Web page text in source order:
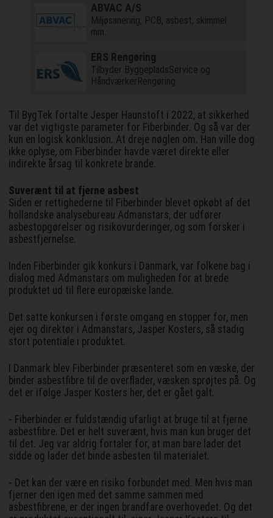
ABVAC A/S
Miljøsanering, PCB, asbest, skimmel
mm.
ERS Rengøring
Tilbyder ByggepladsService og
HåndværkerRengøring
Til BygTek fortalte Jesper Haunstoft i 2022, at sikkerhed
var det vigtigste parameter for Fiberbinder. Og så var der
kun en logisk konklusion. At dreje nøglen om. Han ville dog
ikke oplyse, om Fiberbinder havde været direkte eller
indirekte årsag til konkrete brande.
Suverænt til at fjerne asbest
Siden er rettighederne til Fiberbinder blevet opkøbt af det
hollandske analysebureau Admanstars, der udfører
asbestopgørelser og risikovurderinger, og som forsker i
asbestfjernelse.
Inden Fiberbinder gik konkurs i Danmark, var folkene bag i
dialog med Admanstars om muligheden for at brede
produktet ud til flere europæiske lande.
Det satte konkursen i første omgang en stopper for, men
ejer og direktør i Admanstars, Jasper Kosters, så stadig
stort potentiale i produktet.
I Danmark blev Fiberbinder præsenteret som en væske, der
binder asbestfibre til de overflader, væsken sprøjtes på. Og
det er ifølge Jasper Kosters her, det er gået galt.
- Fiberbinder er fuldstændig ufarligt at bruge til at fjerne
asbestfibre. Det er helt suverænt, hvis man kun bruger det
til det. Jeg var aldrig fortaler for, at man bare lader det
sidde og lader det binde asbesten til materialet.
- Det kan der være en risiko forbundet med. Men hvis man
fjerner den igen med det samme sammen med
asbestfibrene, er der ingen brandfare overhovedet. Og det